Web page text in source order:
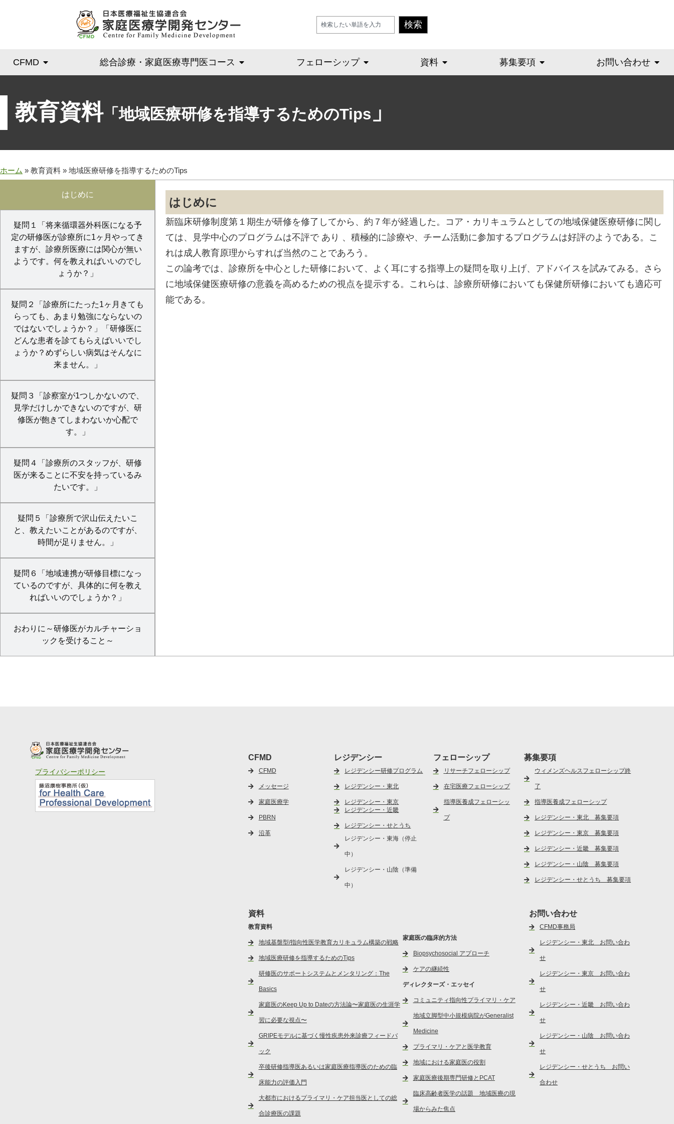
検索
CFMD 総合診療・家庭医療専門医コース フェローシップ 資料 募集要項 お問い合わせ
教育資料「地域医療研修を指導するためのTips 」
ホーム » 教育資料 » 地域医療研修を指導するためのTips
はじめに
疑問１「将来循環器外科医になる予
定の研修医が診療所に1ヶ月やってき
ますが、診療所医療には関心が無い
ようです。何を教えればいいのでし
ょうか？」
疑問２「診療所にたった1ヶ月きても
らっても、あまり勉強にならないの
ではないでしょうか？」「研修医に
どんな患者を診てもらえばいいでし
ょうか？めずらしい病気はそんなに
来ません。」
疑問３「診察室が1つしかないので、
見学だけしかできないのですが、研
修医が飽きてしまわないか心配で
す。」
疑問４「診療所のスタッフが、研修
医が来ることに不安を持っているみ
たいです。」
疑問５「診療所で沢山伝えたいこ
と、教えたいことがあるのですが、
時間が足りません。」
疑問６「地域連携が研修目標になっ
ているのですが、具体的に何を教え
ればいいのでしょうか？」
おわりに～研修医がカルチャーショ
ックを受けること～
はじめに
新臨床研修制度第１期生が研修を修了してから、約７年が経過した。コア・カリキュラムとしての地域保健医療研修に関し
ては、見学中心のプログラムは不評で あり 、積極的に診療や、チーム活動に参加するプログラムは好評のようである。こ
れは成人教育原理からすれば当然のことであろう。
この論考では、診療所を中心とした研修において、よく耳にする指導上の疑問を取り上げ、アドバイスを試みてみる。さら
に地域保健医療研修の意義を高めるための視点を提示する。これらは、診療所研修においても保健所研修においても適応可
能である。
プライバシーポリシー
CFMD
CFMD
メッセージ
家庭医療学
PBRN
沿革
レジデンシー
レジデンシー研修プログラム
レジデンシー・東北
レジデンシー・東京
レジデンシー・近畿
レジデンシー・せとうち
レジデンシー・東海（停止
中）
レジデンシー・山陰（準備
中）
フェローシップ
リサーチフェローシップ
在宅医療フェローシップ
指導医養成フェローシッ
プ
募集要項
ウィメンズヘルスフェローシップ終
了
指導医養成フェローシップ
レジデンシー・東北 募集要項
レジデンシー・東京 募集要項
レジデンシー・近畿 募集要項
レジデンシー・山陰 募集要項
レジデンシー・せとうち 募集要項
資料
教育資料
地域基盤型/指向性医学教育カリキュラム構築の戦略
地域医療研修を指導するためのTips
研修医のサポートシステムとメンタリング：The
Basics
家庭医のKeep Up to Dateの方法論〜家庭医の生涯学
習に必要な視点〜
GRIPEモデルに基づく慢性疾患外来診療フィードバ
ック
卒後研修指導医あるいは家庭医療指導医のための臨
床能力の評価入門
大都市におけるプライマリ・ケア担当医としての総
合診療医の課題
家庭医の臨床的方法
Biopsychosocial アプローチ
ケアの継続性
ディレクターズ・エッセイ
コミュニティ指向性プライマリ・ケア
地域立脚型中小規模病院がGeneralist
Medicine
プライマリ・ケアと医学教育
地域における家庭医の役割
家庭医療後期専門研修とPCAT
臨床高齢者医学の話題 地域医療の現
場からみた焦点
お問い合わせ
CFMD事務局
レジデンシー・東北 お問い合わ
せ
レジデンシー・東京 お問い合わ
せ
レジデンシー・近畿 お問い合わ
せ
レジデンシー・山陰 お問い合わ
せ
レジデンシー・せとうち お問い
合わせ